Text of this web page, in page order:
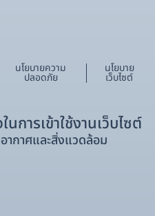
นโยบายความ
ปลอดภัย
นโยบาย
เว็บไซต์
การเข้าใช้งานเว็บไซต์
กาศและสิ่งแวดล้อม